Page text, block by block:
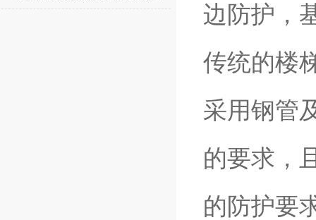
边防护，
传统的楼
采用钢管
的要求，
的防护要